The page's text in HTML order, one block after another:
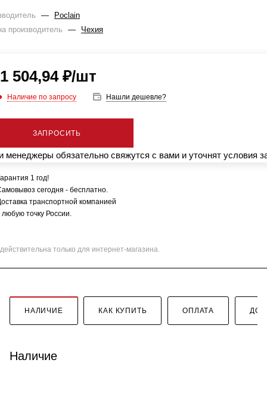
—
Poclain
производитель
— Чехия
1 504,94₽/шт
Наличие по запросу Нашли дешевле?
ЗАПРОСИТЬ
менеджеры обязательно свяжутся с вами и уточнят условия
1 год!
сегодня - бесплатно.
транспортной компанией
любую точку России.
только для интернет-магазина.
НАЛИЧИЕ КАК КУПИТЬ ОПЛАТА
Наличие